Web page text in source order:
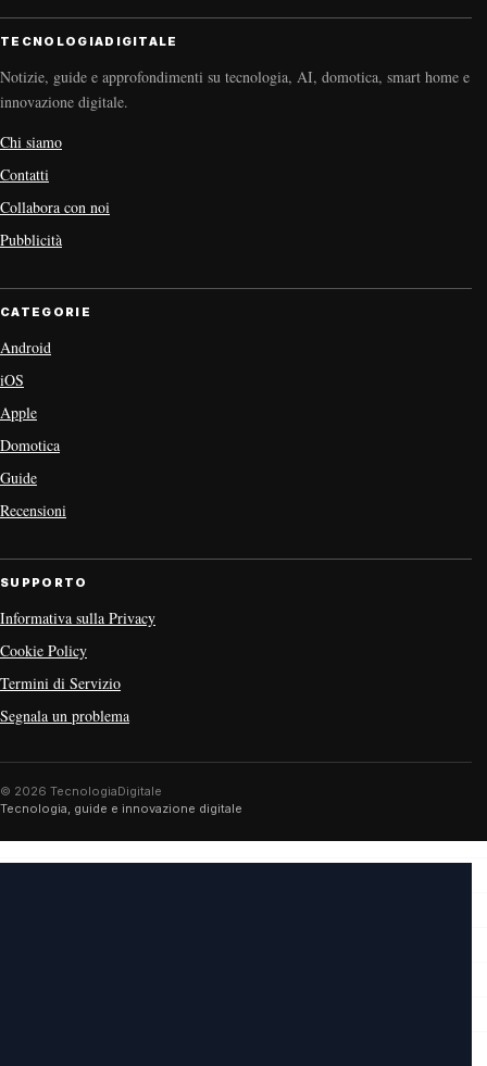
TECNOLOGIADIGITALE
Notizie, guide e approfondimenti su tecnologia, AI, domotica, smart home e
innovazione digitale.
Chi siamo
Contatti
Collabora con noi
Pubblicità
CATEGORIE
Android
iOS
Apple
Domotica
Guide
Recensioni
SUPPORTO
Informativa sulla Privacy
Cookie Policy
Termini di Servizio
Segnala un problema
© 2026 TecnologiaDigitale
Tecnologia, guide e innovazione digitale